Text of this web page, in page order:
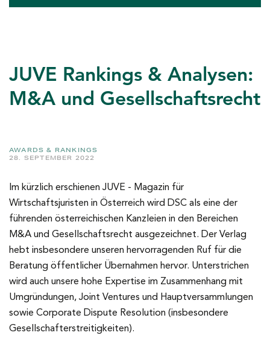
JUVE Rankings & Analysen:
M&A und Gesellschaftsrecht
AWARDS & RANKINGS
28. SEPTEMBER 2022
Im kürzlich erschienen JUVE - Magazin für
Wirtschaftsjuristen in Österreich wird DSC als eine der
führenden österreichischen Kanzleien in den Bereichen
M&A und Gesellschaftsrecht ausgezeichnet. Der Verlag
hebt insbesondere unseren hervorragenden Ruf für die
Beratung öffentlicher Übernahmen hervor. Unterstrichen
wird auch unsere hohe Expertise im Zusammenhang mit
Umgründungen, Joint Ventures und Hauptversammlungen
sowie Corporate Dispute Resolution (insbesondere
Gesellschafterstreitigkeiten).